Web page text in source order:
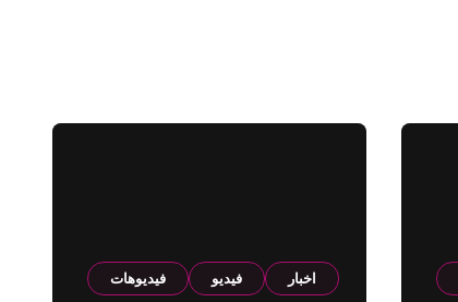
اخبار فيديو فيديوهات